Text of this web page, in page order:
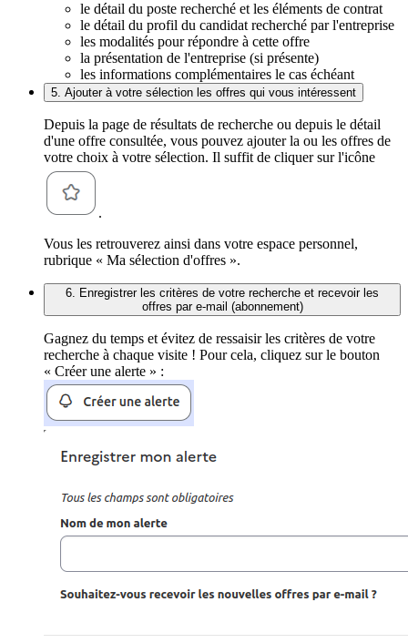
le détail du poste recherché et les éléments de contrat
le détail du profil du candidat recherché par l'entreprise
les modalités pour répondre à cette offre
la présentation de l'entreprise (si présente)
les informations complémentaires le cas échéant
5. Ajouter à votre sélection les offres qui vous intéressent
Depuis la page de résultats de recherche ou depuis le détail
d'une offre consultée, vous pouvez ajouter la ou les offres de
votre choix à votre sélection. Il suffit de cliquer sur l'icône
.
Vous les retrouverez ainsi dans votre espace personnel,
rubrique « Ma sélection d'offres ».
6. Enregistrer les critères de votre recherche et recevoir les
offres par e-mail (abonnement)
Gagnez du temps et évitez de ressaisir les critères de votre
recherche à chaque visite ! Pour cela, cliquez sur le bouton
« Créer une alerte » :